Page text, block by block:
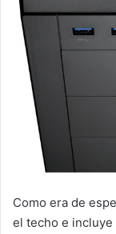
Como era de
el techo e incluye